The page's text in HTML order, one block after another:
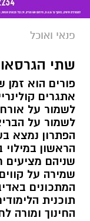
פנאי ואוכל
שתי
פורים הוא
אתגרים
לשמור על
לשמור על
הפתרון נמצא
הראשון
שניהם מציעים
שמירה על
המתכונים
תוכנית
החינוך ומורה